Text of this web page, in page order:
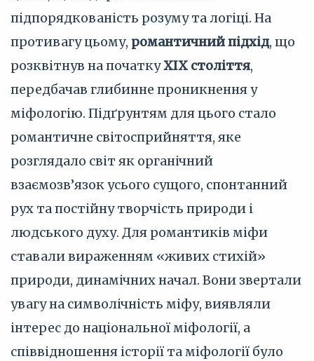
підпорядкованість розуму та логіці. На
противагу цьому, романтичний підхід, що
розквітнув на початкуXIX століття,
передбачав глибинне проникнення у
міфологію. Підґрунтям для цього стало
романтичне світосприйняття, яке
розглядало світ як органічний
взаємозв’язок усього сущого, спонтанний
рух та постійну творчість природи і
людського духу. Для романтиків міфи
ставали вираженням «живих стихій»
природи, динамічних начал. Вони звертали
увагу на символічність міфу, виявляли
інтерес до національної міфології, а
співвідношення історії та міфології було